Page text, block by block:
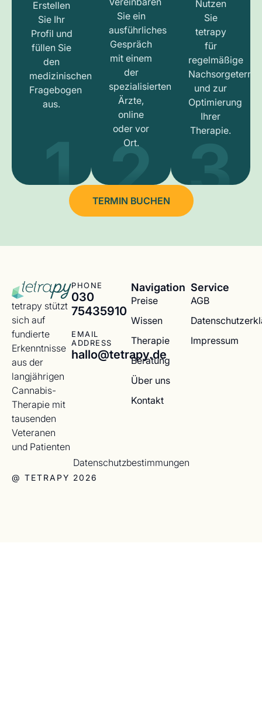
Erstellen
Sie Ihr
Profil und
füllen Sie
den
medizinischen
Fragebogen
aus.
1
Sie ein
ausführliches
Gespräch
mit einem
der
spezialisierten
Ärzte,
online
oder vor
Ort.
2
Nutzen
Sie
tetrapy
für
regelmäßige
und zur
Optimierung
Ihrer
Therapie.
3
TERMIN BUCHEN
tetrapy stützt
sich auf
fundierte
Erkenntnisse
aus der
langjährigen
Cannabis-
Therapie mit
tausenden
Veteranen
und Patienten
PHONE
030
75435910
EMAIL
ADDRESS
hallo@tetrapy.de
Navigation
Preise
Wissen
Therapie
Beratung
Über uns
Kontakt
Service
AGB
Impressum
@ TETRAPY 2026
Datenschutzbestimmungen